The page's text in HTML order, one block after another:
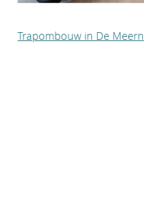
Trapombouw in De Meern